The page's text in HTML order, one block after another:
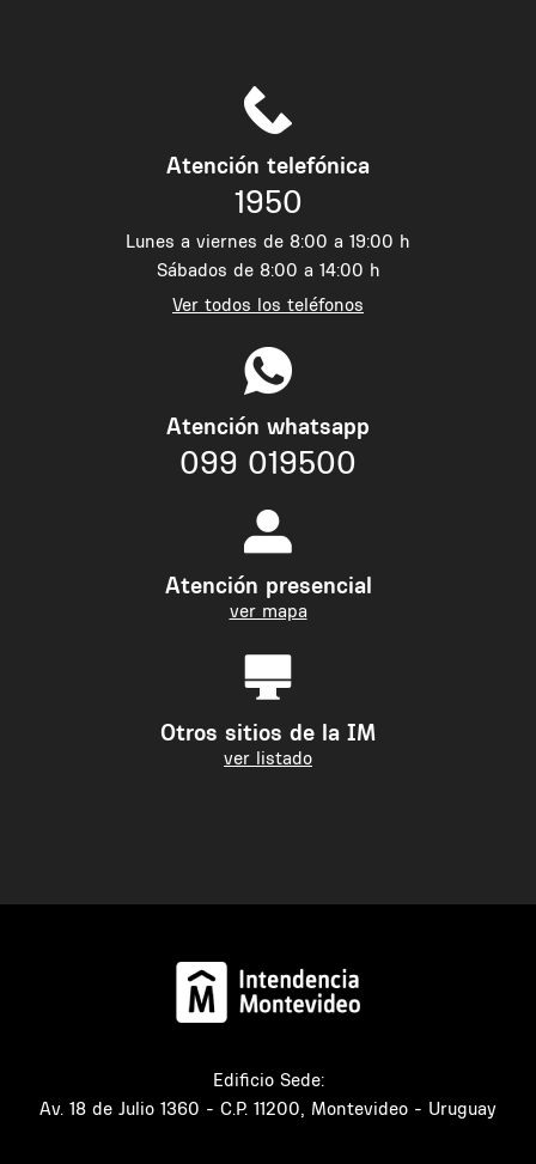
Atención telefónica
1950
Lunes a viernes de 8:00 a 19:00 h
Sábados de 8:00 a 14:00 h
Ver todos los teléfonos
Atención whatsapp
099 019500
Atención presencial
ver mapa
Otros sitios de la IM
ver listado
Edificio Sede:
Av. 18 de Julio 1360 - C.P. 11200, Montevideo - Uruguay